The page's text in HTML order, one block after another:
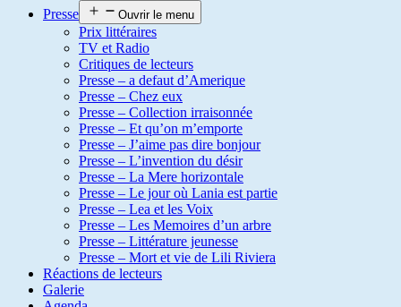
Presse
Ouvrir le menu
Prix littéraires
TV et Radio
Critiques de lecteurs
Presse – a defaut d’Amerique
Presse – Chez eux
Presse – Collection irraisonnée
Presse – Et qu’on m’emporte
Presse – J’aime pas dire bonjour
Presse – L’invention du désir
Presse – La Mere horizontale
Presse – Le jour où Lania est partie
Presse – Lea et les Voix
Presse – Les Memoires d’un arbre
Presse – Littérature jeunesse
Presse – Mort et vie de Lili Riviera
Réactions de lecteurs
Galerie